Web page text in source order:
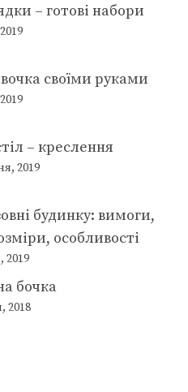
– готові набори
своїми руками
– креслення
2019
будинку: вимоги,
особливості
2019
бочка
2018